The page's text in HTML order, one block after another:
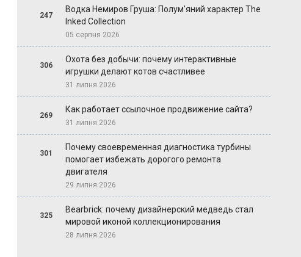
247
Водка Немиров Груша: Полум'яний характер The
Inked Collection
05 серпня 2026
306
Охота без добычи: почему интерактивные
игрушки делают котов счастливее
31 липня 2026
269
Как работает ссылочное продвижение сайта?
31 липня 2026
301
Почему своевременная диагностика турбины
помогает избежать дорогого ремонта
двигателя
29 липня 2026
325
Bearbrick: почему дизайнерский медведь стал
мировой иконой коллекционирования
28 липня 2026